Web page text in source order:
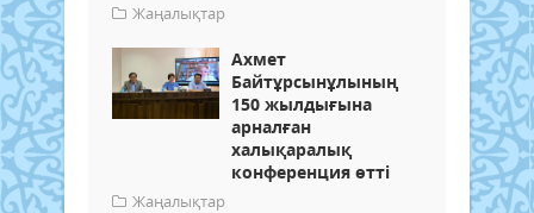
Жаңалықтар
Ахмет
Байтұрсынұлының
150 жылдығына
арналған
халықаралық
конференция өтті
Жаңалықтар